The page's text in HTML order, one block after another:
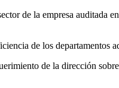
de la empresa
de los departamentos
de la dirección